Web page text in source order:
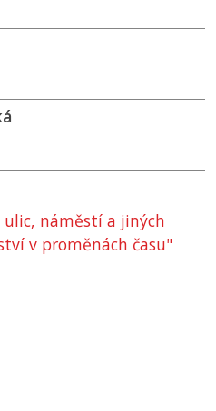
ulic, náměstí a jiných
v proměnách času"